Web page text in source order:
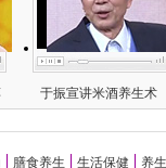
于振宣讲米酒养生术
膳食养生 生活保健
养